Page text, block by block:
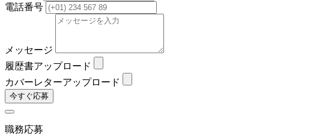
電話番号
メッセージ
履歴書アップロード
カバーレターアップロード
今すぐ応募
職務応募